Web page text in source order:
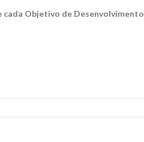
cada Objetivo de Desenvolvimento